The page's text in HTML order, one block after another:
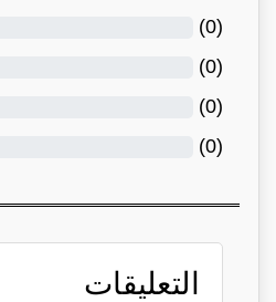
(
0
)
(
0
)
(
0
)
(
0
)
التعليقات